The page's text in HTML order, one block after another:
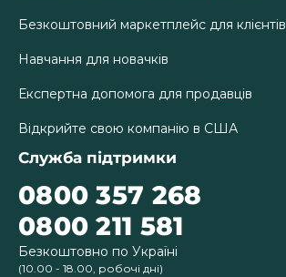
Безкоштовний маркетплейс для клієнтів
Навчання для новачків
Експертна допомога для продавців
Відкрийте свою компанію в США
Служба підтримки
0800 357 268
0800 211 581
Безкоштовно по Україні
(10.00 - 18.00, робочі дні)